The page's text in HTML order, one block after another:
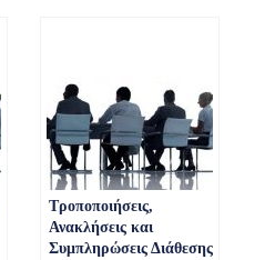
Τροποποιήσεις,
Ανακλήσεις και
Συμπληρώσεις Διάθεσης